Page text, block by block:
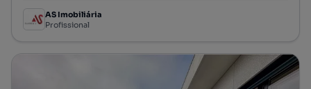
AS Imobiliária
Profissional